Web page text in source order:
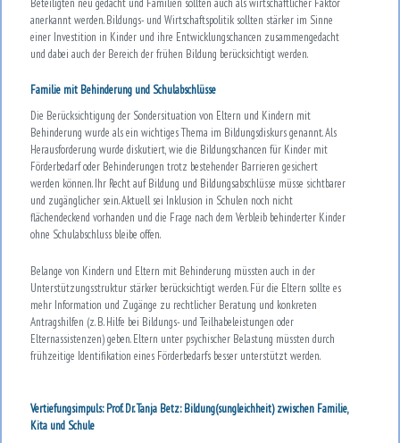
anerkannt werden. Bildungs- und Wirtschaftspolitik sollten stärker im Sinne
einer Investition in Kinder und ihre Entwicklungschancen zusammengedacht
und dabei auch der Bereich der frühen Bildung berücksichtigt werden.
Familie mit Behinderung und Schulabschlüsse
Die Berücksichtigung der Sondersituation von Eltern und Kindern mit
Behinderung wurde als ein wichtiges Thema im Bildungsdiskurs genannt. Als
Herausforderung wurde diskutiert, wie die Bildungschancen für Kinder mit
Förderbedarf oder Behinderungen trotz bestehender Barrieren gesichert
werden können. Ihr Recht auf Bildung und Bildungsabschlüsse müsse sichtbarer
und zugänglicher sein. Aktuell sei Inklusion in Schulen noch nicht
flächendeckend vorhanden und die Frage nach dem Verbleib behinderter Kinder
ohne Schulabschluss bleibe offen.
Belange von Kindern und Eltern mit Behinderung müssten auch in der
Unterstützungsstruktur stärker berücksichtigt werden. Für die Eltern sollte es
mehr Information und Zugänge zu rechtlicher Beratung und konkreten
Antragshilfen (z. B. Hilfe bei Bildungs- und Teilhabeleistungen oder
Elternassistenzen) geben. Eltern unter psychischer Belastung müssten durch
frühzeitige Identifikation eines Förderbedarfs besser unterstützt werden.
Vertiefungsimpuls: Prof. Dr. Tanja Betz: Bildung(sungleichheit) zwischen Familie,
Kita und Schule